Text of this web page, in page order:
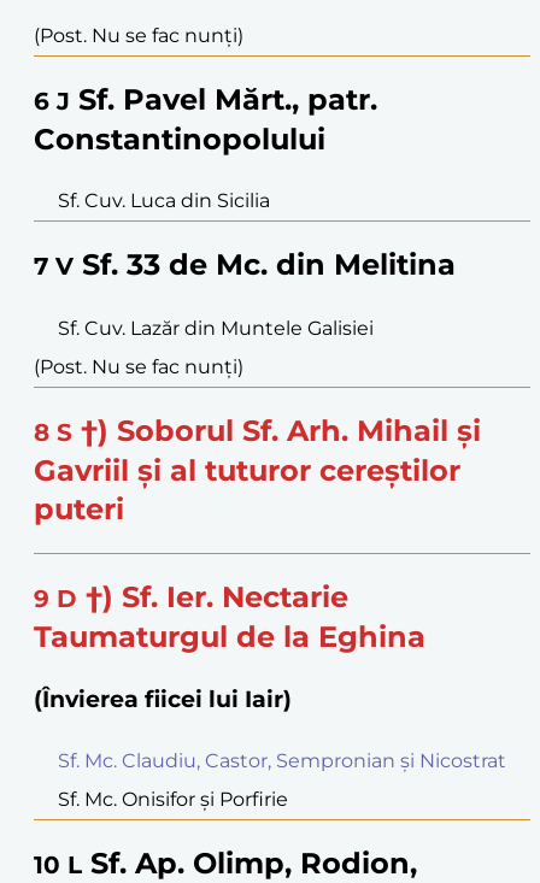
(Post. Nu se fac nunți)
6 J Sf. Pavel Mărt., patr.
Constantinopolului
Sf. Cuv. Luca din Sicilia
7 V Sf. 33 de Mc. din Melitina
Sf. Cuv. Lazăr din Muntele Galisiei
(Post. Nu se fac nunți)
8 S †) Soborul Sf. Arh. Mihail și
Gavriil și al tuturor cereștilor
puteri
9 D †) Sf. Ier. Nectarie
Taumaturgul de la Eghina
(Învierea fiicei lui Iair)
Sf. Mc. Claudiu, Castor, Sempronian și Nicostrat
Sf. Mc. Onisifor și Porfirie
10 L Sf. Ap. Olimp, Rodion,